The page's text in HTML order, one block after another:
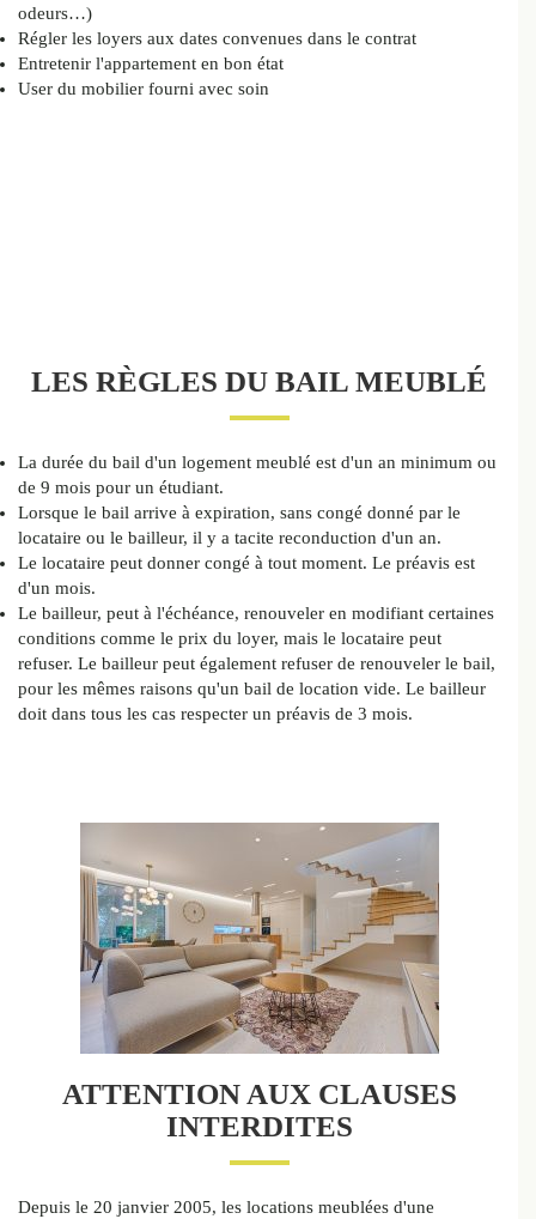
odeurs…)
Régler les loyers aux dates convenues dans le contrat
Entretenir l'appartement en bon état
User du mobilier fourni avec soin
LES RÈGLES DU BAIL MEUBLÉ
La durée du bail d'un logement meublé est d'un an minimum ou
de 9 mois pour un étudiant.
Lorsque le bail arrive à expiration, sans congé donné par le
locataire ou le bailleur, il y a tacite reconduction d'un an.
Le locataire peut donner congé à tout moment. Le préavis est
d'un mois.
Le bailleur, peut à l'échéance, renouveler en modifiant certaines
conditions comme le prix du loyer, mais le locataire peut
refuser. Le bailleur peut également refuser de renouveler le bail,
pour les mêmes raisons qu'un bail de location vide. Le bailleur
doit dans tous les cas respecter un préavis de 3 mois.
ATTENTION AUX CLAUSES
INTERDITES
Depuis le 20 janvier 2005, les locations meublées d'une